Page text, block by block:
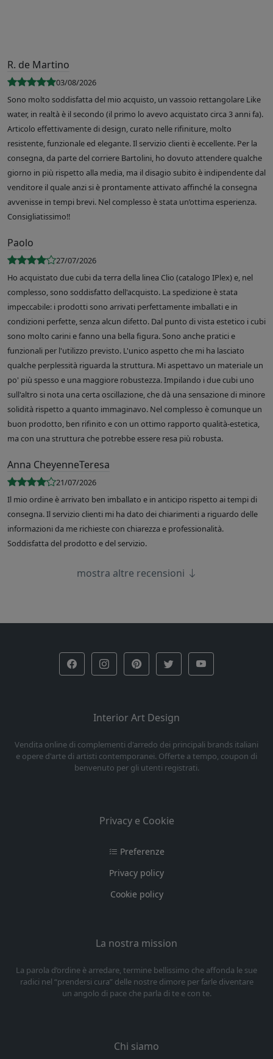
R. de Martino
03/08/2026
Sono molto soddisfatta del mio acquisto, un vassoio rettangolare Like
water, in realtà è il secondo (il primo lo avevo acquistato circa 3 anni fa).
Articolo effettivamente di design, curato nelle rifiniture, molto
resistente, funzionale ed elegante. Il servizio clienti è eccellente. Per la
consegna, da parte del corriere Bartolini, ho dovuto attendere qualche
giorno in più rispetto alla media, ma il disagio subito è indipendente dal
venditore il quale anzi si è prontamente attivato affinché la consegna
avvenisse in tempi brevi. Nel complesso è stata un’ottima esperienza.
Consigliatissimo!!
Paolo
27/07/2026
Ho acquistato due cubi da terra della linea Clio (catalogo IPlex) e, nel
complesso, sono soddisfatto dell'acquisto. La spedizione è stata
impeccabile: i prodotti sono arrivati perfettamente imballati e in
condizioni perfette, senza alcun difetto. Dal punto di vista estetico i cubi
sono molto carini e fanno una bella figura. Sono anche pratici e
funzionali per l'utilizzo previsto. L'unico aspetto che mi ha lasciato
qualche perplessità riguarda la struttura. Mi aspettavo un materiale un
po' più spesso e una maggiore robustezza. Impilando i due cubi uno
sull'altro si nota una certa oscillazione, che dà una sensazione di minore
solidità rispetto a quanto immaginavo. Nel complesso è comunque un
buon prodotto, ben rifinito e con un ottimo rapporto qualità-estetica,
ma con una struttura che potrebbe essere resa più robusta.
Anna CheyenneTeresa
21/07/2026
Il mio ordine è arrivato ben imballato e in anticipo rispetto ai tempi di
consegna. Il servizio clienti mi ha dato dei chiarimenti a riguardo delle
informazioni da me richieste con chiarezza e professionalità.
Soddisfatta del prodotto e del servizio.
mostra altre recensioni
Interior Art Design
Vendita online di complementi d'arredo dei principali brands italiani
e opere d'arte di artisti contemporanei. Offerte a tempo, coupon di
benvenuto per gli utenti registrati.
Privacy e Cookie
Preferenze
Privacy policy
Cookie policy
La nostra mission
La parola d’ordine è arredare, termine bellissimo che affonda le sue
radici nel “prendersi cura” delle nostre dimore per farle diventare
un angolo di pace che parla di te e con te.
Chi siamo